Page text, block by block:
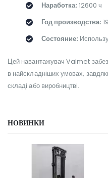
Наработка: 12600 ч
Год производства:
Состояние:
Цей навантажувач Valmet
в найскладніших умовах,
складі або виробництві.
НОВИНКИ